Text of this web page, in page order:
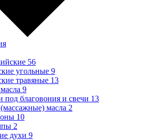
56
угольные 9
травяные 13
9
под благовония и свечи 13
масла 2
10
2
духи 9